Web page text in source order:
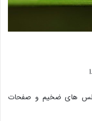
فلس های ضخیم و صفحات